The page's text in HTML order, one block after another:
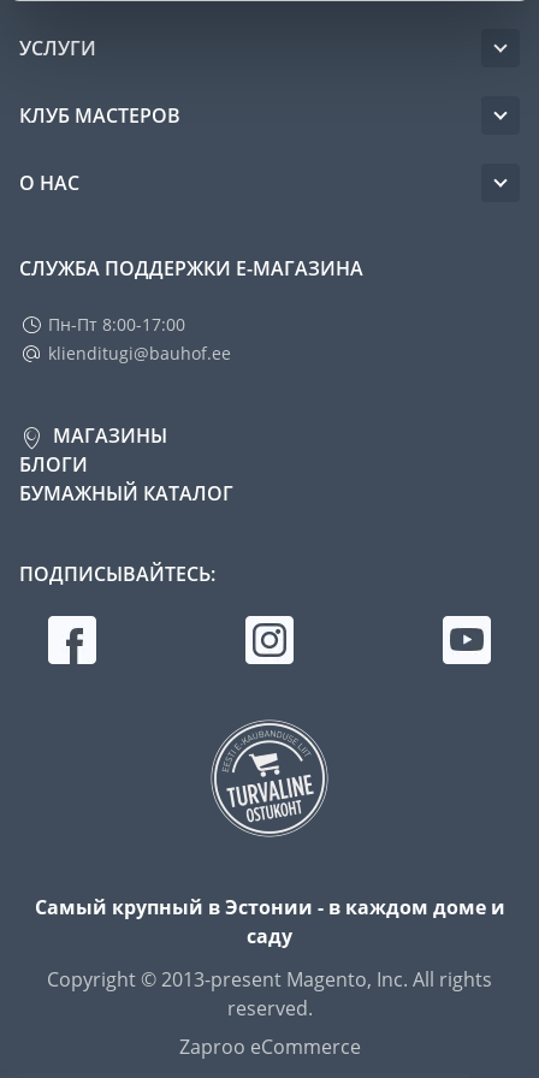
УСЛУГИ
КЛУБ МАСТЕРОВ
О НАС
СЛУЖБА ПОДДЕРЖКИ Е-МАГАЗИНА
Пн-Пт 8:00-17:00
klienditugi@bauhof.ee
МАГАЗИНЫ
БЛОГИ
БУМАЖНЫЙ КАТАЛОГ
ПОДПИСЫВАЙТЕСЬ:
Самый крупный в Эстонии - в каждом доме и
саду
Copyright © 2013-present Magento, Inc. All rights
reserved.
Zaproo eCommerce